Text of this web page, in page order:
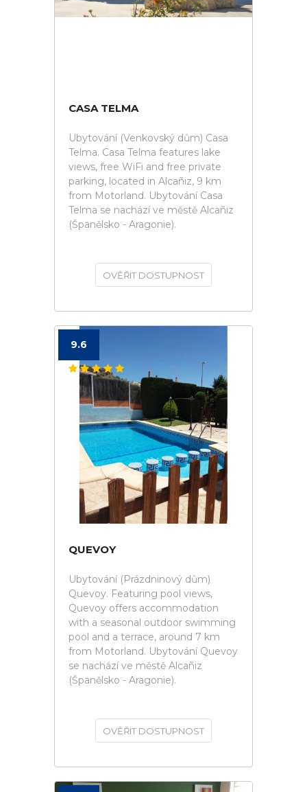
CASA TELMA
Ubytování (Venkovský dům) Casa
Telma. Casa Telma features lake
views, free WiFi and free private
parking, located in Alcañiz, 9 km
from Motorland. Ubytování Casa
Telma se nachází ve městě Alcañiz
(Španělsko - Aragonie).
OVĚŘIT DOSTUPNOST
9.6
QUEVOY
Ubytování (Prázdninový dům)
Quevoy. Featuring pool views,
Quevoy offers accommodation
with a seasonal outdoor swimming
pool and a terrace, around 7 km
from Motorland. Ubytování Quevoy
se nachází ve městě Alcañiz
(Španělsko - Aragonie).
OVĚŘIT DOSTUPNOST